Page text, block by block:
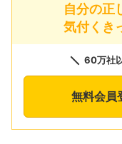
自分の正
気付くき
60万社
無料会員